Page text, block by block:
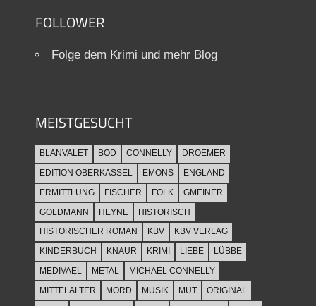
FOLLOWER
Folge dem Krimi und mehr Blog
MEISTGESUCHT
BLANVALET BOD CONNELLY
DROEMER
EDITION OBERKASSEL
EMONS
ENGLAND
ERMITTLUNG
FISCHER FOLK
GMEINER
GOLDMANN
HEYNE
HISTORISCH
HISTORISCHER ROMAN
KBV
KBV VERLAG
KINDERBUCH
KNAUR KRIMI LIEBE
LÜBBE
MEDIVAEL
METAL
MICHAEL CONNELLY
MITTELALTER
MORD MUSIK MUT
ORIGINAL